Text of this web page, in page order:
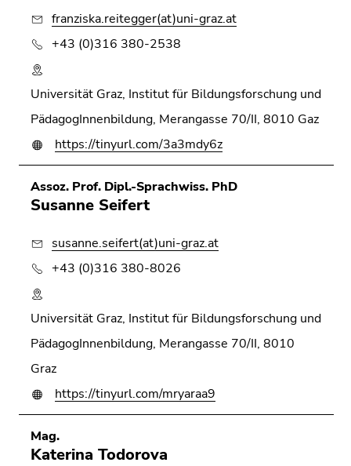
franziska.reitegger(at)uni-graz.at
+43 (0)316 380-2538
Universität Graz, Institut für Bildungsforschung und
PädagogInnenbildung, Merangasse 70/II, 8010 Gaz
https://tinyurl.com/3a3mdy6z
Assoz. Prof. Dipl.-Sprachwiss. PhD
Susanne Seifert
susanne.seifert(at)uni-graz.at
+43 (0)316 380-8026
Universität Graz, Institut für Bildungsforschung und
PädagogInnenbildung, Merangasse 70/II, 8010
Graz
https://tinyurl.com/mryaraa9
Mag.
Katerina Todorova